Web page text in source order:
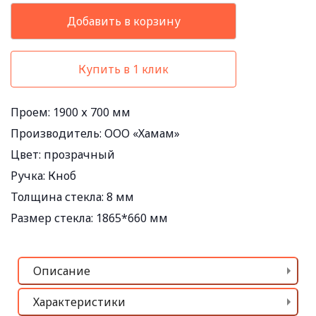
Добавить в корзину
Купить в 1 клик
Проем: 1900 х 700 мм
Производитель: ООО «Хамам»
Цвет: прозрачный
Ручка: Кноб
Толщина стекла: 8 мм
Размер стекла: 1865*660 мм
Описание
Характеристики